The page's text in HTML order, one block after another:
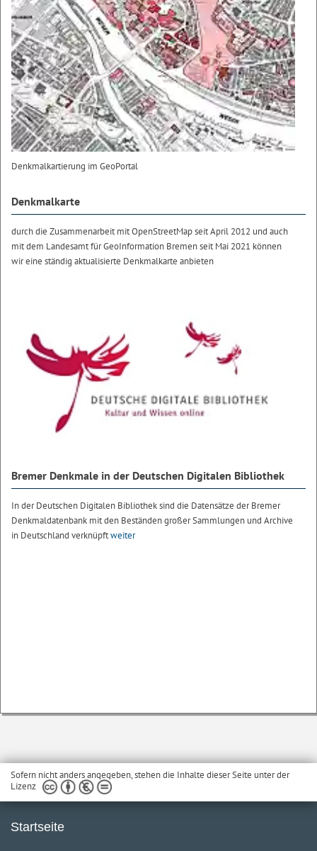
Denkmalkartierung im GeoPortal
Denkmalkarte
durch die Zusammenarbeit mit OpenStreetMap seit April 2012 und auch
mit dem Landesamt für GeoInformation Bremen seit Mai 2021 können
wir eine ständig aktualisierte Denkmalkarte anbieten
Bremer Denkmale in der Deutschen Digitalen Bibliothek
In der Deutschen Digitalen Bibliothek sind die Datensätze der Bremer
Denkmaldatenbank mit den Beständen großer Sammlungen und Archive
in Deutschland verknüpftweiter
Sofern nicht anders angegeben, stehen die Inhalte dieser Seite unter der
Lizenz
Startseite